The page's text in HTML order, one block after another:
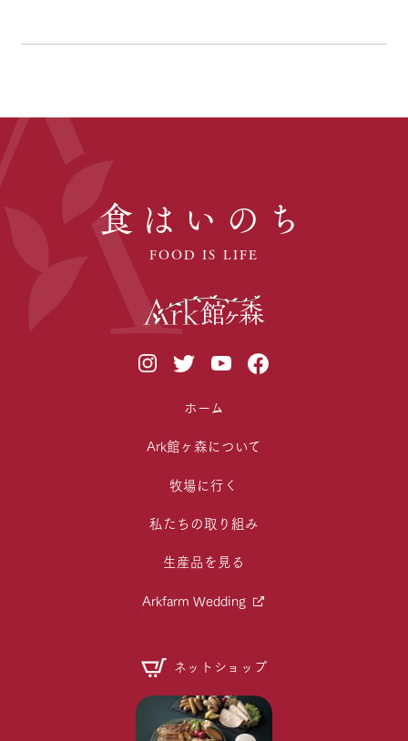
食はいのち
FOOD IS LIFE
ホーム
Ark館ヶ森について
牧場に行く
私たちの取り組み
生産品を見る
Arkfarm Wedding
ネットショップ